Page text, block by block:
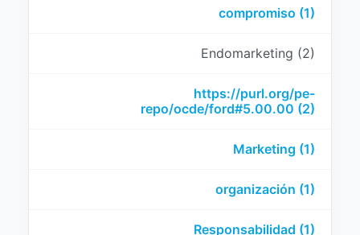
compromiso (1)
Endomarketing (2)
https://purl.org/pe-
repo/ocde/ford#5.00.00 (2)
Marketing (1)
organización (1)
Responsabilidad (1)